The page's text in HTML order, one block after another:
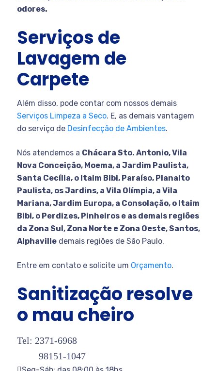
odores.
Serviços de
Lavagem de
Carpete
Além disso, pode contar com nossos demais
Serviços Limpeza a Seco. E, as demais vantagem
do serviço de Desinfecção de Ambientes.
Nós atendemos a Chácara Sto. Antonio, Vila
Nova Conceição, Moema, a Jardim Paulista,
Santa Cecília, o Itaim Bibi, Paraíso, Planalto
Paulista, os Jardins, a Vila Olímpia, a Vila
Mariana, Jardim Europa, a Consolação, o Itaim
Bibi, o Perdizes, Pinheiros e as demais regiões
da Zona Sul, Zona Norte e Zona Oeste, Santos,
Alphaville demais regiões de São Paulo.
Entre em contato e solicite um Orçamento.
Sanitização resolve
o mau cheiro
Tel: 2371-6968
98151-1047